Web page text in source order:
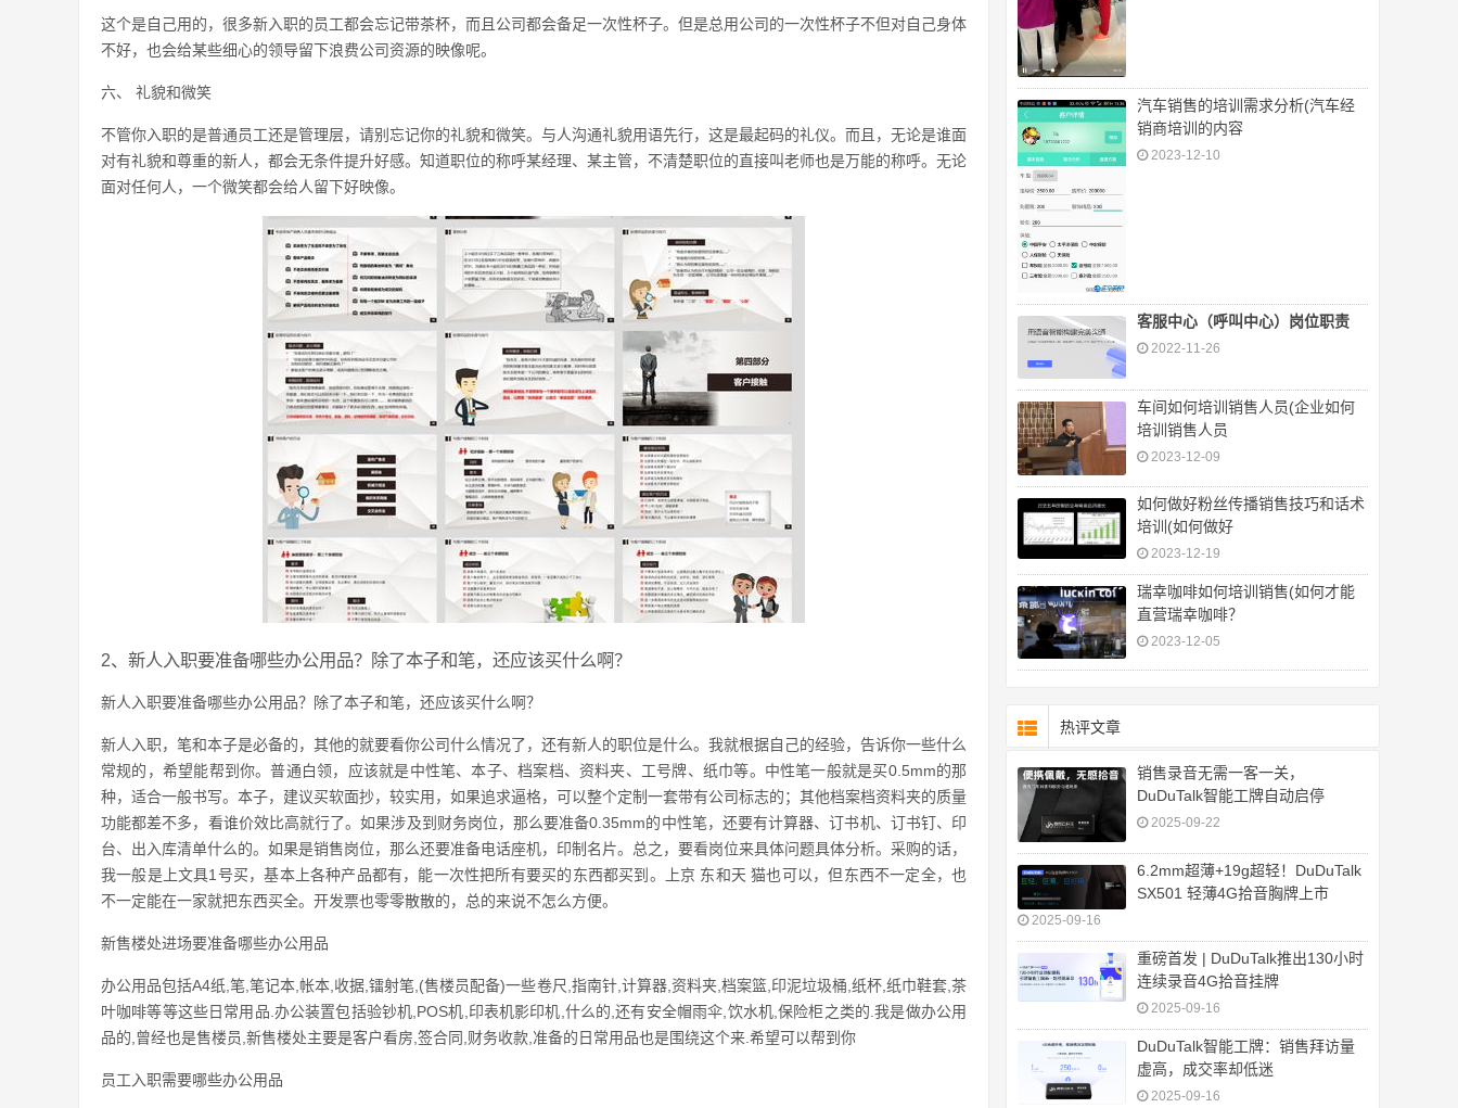
这个是自己用的，很多新入职的员工都会忘记带茶杯，而且公司都会备足一次性杯子。但是总用公司的一次性杯子不但对自己身体
不好，也会给某些细心的领导留下浪费公司资源的映像呢。
六、 礼貌和微笑
不管你入职的是普通员工还是管理层，请别忘记你的礼貌和微笑。与人沟通礼貌用语先行，这是最起码的礼仪。而且，无论是谁面
对有礼貌和尊重的新人，都会无条件提升好感。知道职位的称呼某经理、某主管，不清楚职位的直接叫老师也是万能的称呼。无论
面对任何人，一个微笑都会给人留下好映像。
2、新人入职要准备哪些办公用品？除了本子和笔，还应该买什么啊？
新人入职要准备哪些办公用品？除了本子和笔，还应该买什么啊？
新人入职，笔和本子是必备的，其他的就要看你公司什么情况了，还有新人的职位是什么。我就根据自己的经验，告诉你一些什么
常规的，希望能帮到你。普通白领，应该就是中性笔、本子、档案档、资料夹、工号牌、纸巾等。中性笔一般就是买0.5mm的那
种，适合一般书写。本子，建议买软面抄，较实用，如果追求逼格，可以整个定制一套带有公司标志的；其他档案档资料夹的质量
功能都差不多，看谁价效比高就行了。如果涉及到财务岗位，那么要准备0.35mm的中性笔，还要有计算器、订书机、订书钉、印
台、出入库清单什么的。如果是销售岗位，那么还要准备电话座机，印制名片。总之，要看岗位来具体问题具体分析。采购的话，
我一般是上文具1号买，基本上各种产品都有，能一次性把所有要买的东西都买到。上京 东和天 猫也可以，但东西不一定全，也
不一定能在一家就把东西买全。开发票也零零散散的，总的来说不怎么方便。
新售楼处进场要准备哪些办公用品
办公用品包括A4纸,笔,笔记本,帐本,收据,镭射笔,(售楼员配备)一些卷尺,指南针,计算器,资料夹,档案篮,印泥垃圾桶,纸杯,纸巾鞋套,茶
叶咖啡等等这些日常用品.办公装置包括验钞机,POS机,印表机影印机,什么的,还有安全帽雨伞,饮水机,保险柜之类的.我是做办公用
品的,曾经也是售楼员,新售楼处主要是客户看房,签合同,财务收款,准备的日常用品也是围绕这个来.希望可以帮到你
员工入职需要哪些办公用品
汽车销售的培训需求分析(汽车经
销商培训的内容
2023-12-10
客服中心（呼叫中心）岗位职责
2022-11-26
车间如何培训销售人员(企业如何
培训销售人员
2023-12-09
如何做好粉丝传播销售技巧和话术
培训(如何做好
2023-12-19
瑞幸咖啡如何培训销售(如何才能
直营瑞幸咖啡？
2023-12-05
热评文章
销售录音无需一客一关，
DuDuTalk智能工牌自动启停
2025-09-22
6.2mm超薄+19g超轻！DuDuTalk
SX501 轻薄4G拾音胸牌上市
2025-09-16
重磅首发 | DuDuTalk推出130小时
连续录音4G拾音挂牌
2025-09-16
DuDuTalk智能工牌：销售拜访量
虚高，成交率却低迷
2025-09-16